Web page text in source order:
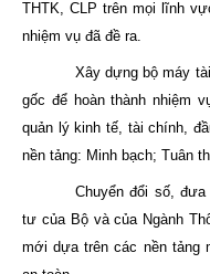
THTK, CLP trên mọi lĩnh
nhiệm vụ đã đề ra.
Xây dựng bộ máy
gốc để hoàn thành nhiệm
quản lý kinh tế, tài chính,
nền tảng: Minh bạch; Tuân
Chuyển đổi số,
tư của Bộ và của Ngành
mới dựa trên các nền tảng